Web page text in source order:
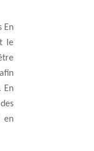
En
le
En
en